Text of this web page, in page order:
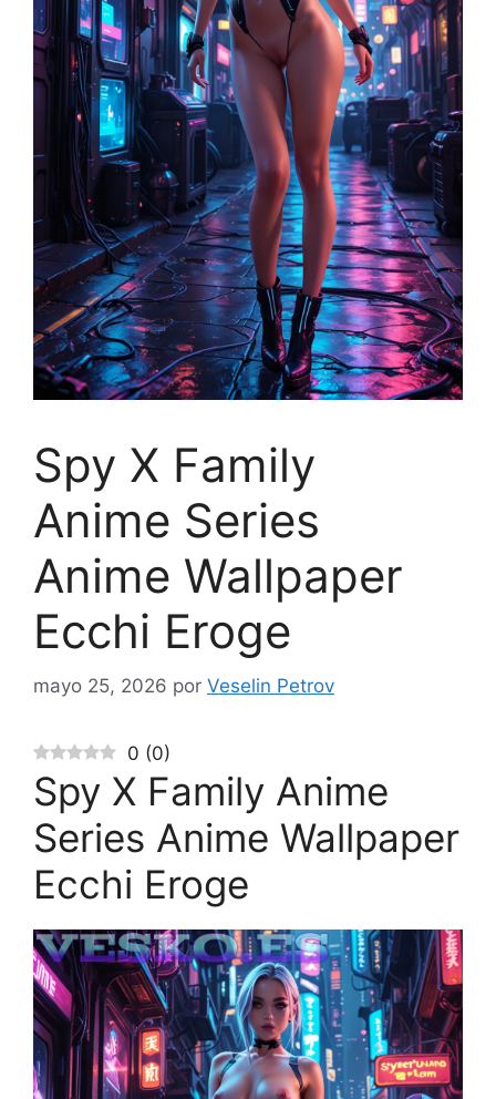
Spy X Family
Anime Series
Anime Wallpaper
Ecchi Eroge
mayo 25, 2026 por Veselin Petrov
0 (0)
Spy X Family Anime
Series Anime Wallpaper
Ecchi Eroge